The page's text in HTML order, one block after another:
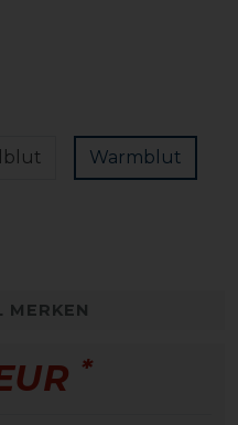
Warmblut
MERKEN
*